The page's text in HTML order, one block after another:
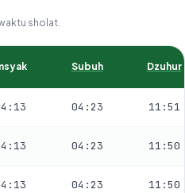
sholat.
Subuh Dzuhur
04:23 11:51
04:23 11:50
04:23 11:50